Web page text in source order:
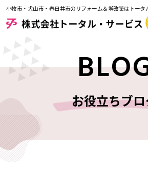
小牧市・犬山市・春日井市のリフォーム＆増改築はトータ
お役立ちブ